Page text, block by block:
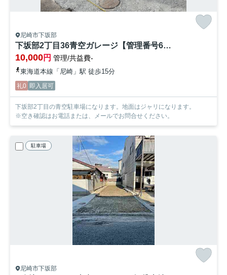
尼崎市下坂部
下坂部2丁目36青空ガレージ【管理番号63】
10,000円 管理/共益費-
東海道本線「尼崎」駅 徒歩15分
礼0 即入居可
下坂部2丁目の青空駐車場になります。地面はジャリになります。
※空き確認はお電話または、メールでお問合せください。
駐車場
尼崎市下坂部